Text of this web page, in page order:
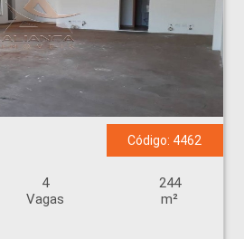
Código: 4462
4
Vagas
244
m²